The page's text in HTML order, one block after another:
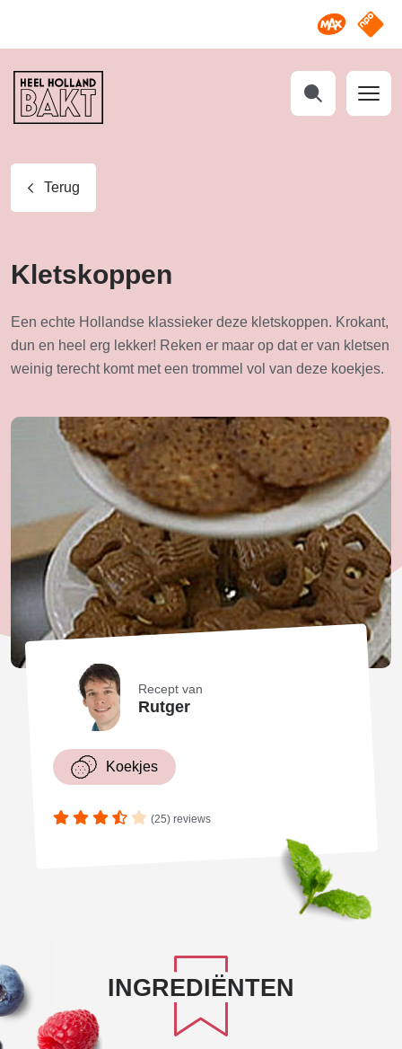
Omroep
NPO
Heel
Holland
Bakt
Terug
Kletskoppen
Een echte Hollandse klassieker deze kletskoppen. Krokant,
dun en heel erg lekker! Reken er maar op dat er van kletsen
weinig terecht komt met een trommel vol van deze koekjes.
Recept van
Rutger
Koekjes
(25) reviews
INGREDIËNTEN